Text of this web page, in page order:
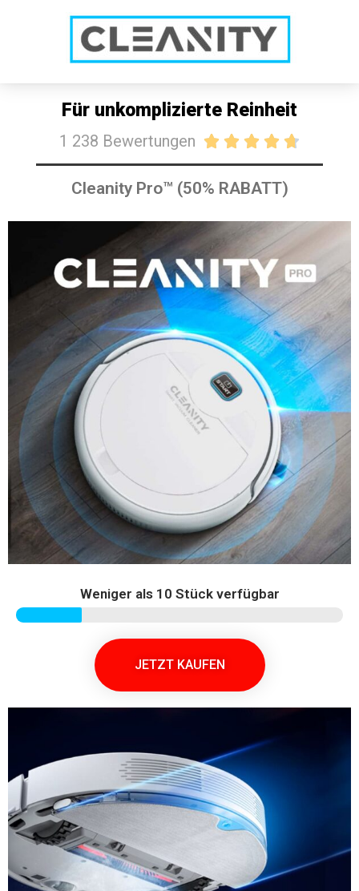
SALE: HEUTE 50% RABATT
JETZT KAUFEN
Für unkomplizierte Reinheit
1 238 Bewertungen     
Cleanity Pro™ (50% RABATT)
Weniger als 10 Stück verfügbar
JETZT KAUFEN